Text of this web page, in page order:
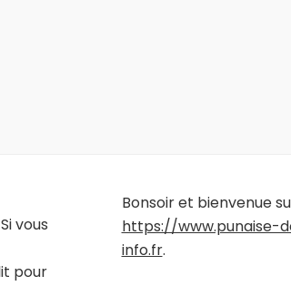
vous
pour
Bonsoir et bienvenue
https://www.punaise-
info.fr.